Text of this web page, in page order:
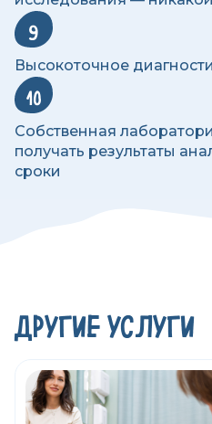
9
Высокоточное
10
Собственная
получать результаты
сроки
ДРУГИЕ УСЛУГИ